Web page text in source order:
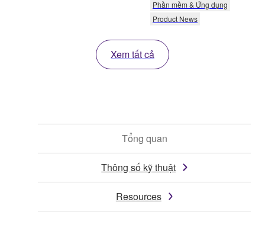
Phần mềm & Ứng dụng
Product News
Xem tất cả
Tổng quan
Thông số kỹ thuật
Resources